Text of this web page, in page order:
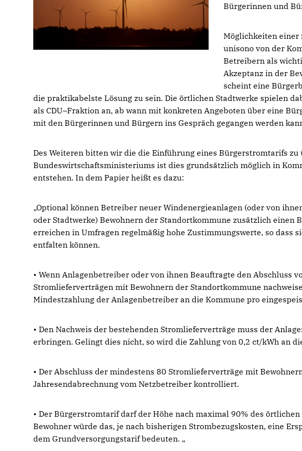
Bürgerinnen und
Möglichkeiten
unisono von der
Betreibern als
Akzeptanz in der
scheint eine
die praktikabelste Lösung zu sein. Die örtlichen Stadtwerke spielen
als CDU–Fraktion an, ab wann mit konkreten Angeboten über eine
mit den Bürgerinnen und Bürgern ins Gespräch gegangen werden
Des Weiteren bitten wir die die Einführung eines Bürgerstromtarifs
Bundeswirtschaftsministeriums ist dies grundsätzlich möglich in
entstehen. In dem Papier heißt es dazu:
Optional können Betreiber neuer Windenergieanlagen (oder von
oder Stadtwerke) Bewohnern der Standortkommune zusätzlich
erreichen in Umfragen regelmäßig hohe Zustimmungswerte, so dass
entfalten können.
• Wenn Anlagenbetreiber oder von ihnen Beauftragte den Abschluss
Stromlieferverträgen mit Bewohnern der Standortkommune
Mindestzahlung der Anlagenbetreiber an die Kommune pro
• Den Nachweis der bestehenden Stromlieferverträge muss der
erbringen. Gelingt dies nicht, so wird die Zahlung von 0,2 ct/kWh an
• Der Abschluss der mindestens 80 Stromlieferverträge mit
Jahresendabrechnung vom Netzbetreiber kontrolliert.
• Der Bürgerstromtarif darf der Höhe nach maximal 90% des
Bewohner würde das, je nach bisherigen Strombezugskosten, eine
dem Grundversorgungstarif bedeuten.